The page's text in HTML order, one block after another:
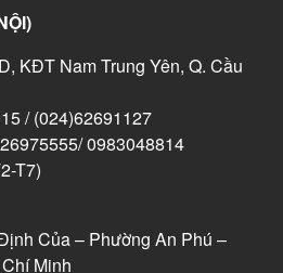
KĐT Nam Trung Yên, Q. Cầu
/ (024)62691127
0983048814
T7)
Của – Phường An Phú –
Minh